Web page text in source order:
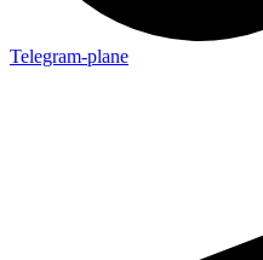
Telegram-plane